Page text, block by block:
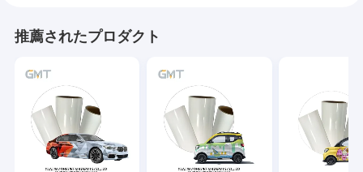
推薦されたプロダクト